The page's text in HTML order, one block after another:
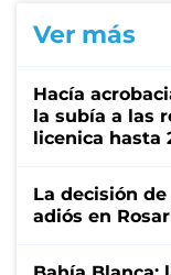
Ver más
Hacía
la subía a las
licenica hasta
La decisión
adiós en